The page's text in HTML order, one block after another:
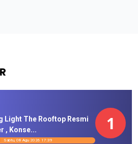
Light The Rooftop Resmi
, Konse...
Sabtu, 08 Agu 2026 17:39
1